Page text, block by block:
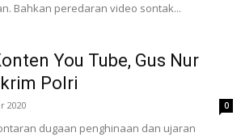
Bahkan peredaran video sontak...
You Tube, Gus Nur
Polri
2020 0
dugaan penghinaan dan ujaran